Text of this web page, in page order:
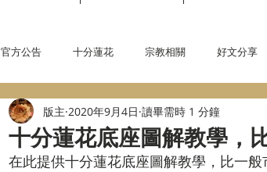
官方公告 十分蓮花 宗教相關 好文分享
十分蓮花底座圖解教學，
版主 2020年9月4日 讀畢需時 1 分鐘
在此提供十分蓮花底座圖解教學，比一